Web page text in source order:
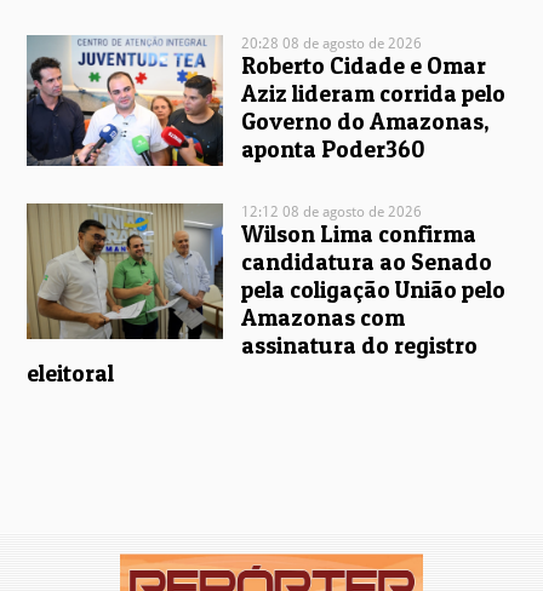
20:28 08 de agosto de 2026
Roberto Cidade e Omar
Aziz lideram corrida pelo
Governo do Amazonas,
aponta Poder360
12:12 08 de agosto de 2026
Wilson Lima confirma
candidatura ao Senado
pela coligação União pelo
Amazonas com
assinatura do registro
eleitoral